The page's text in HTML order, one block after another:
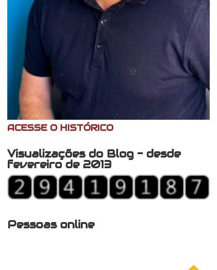
ACESSE O HISTÓRICO
Visualizações do Blog - desde
fevereiro de 2013
Pessoas online